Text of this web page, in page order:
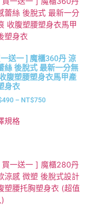
一送一 ] 魔櫃360丹 涼
絲 後脫式 最新一分無
腹塑腰塑身衣馬甲產
身衣
490 – NT$750
規格